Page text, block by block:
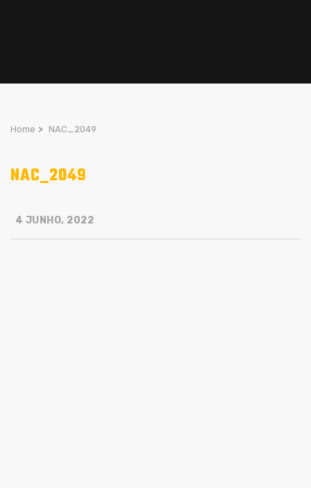
Home > NAC_2049
NAC_2049
4 JUNHO, 2022